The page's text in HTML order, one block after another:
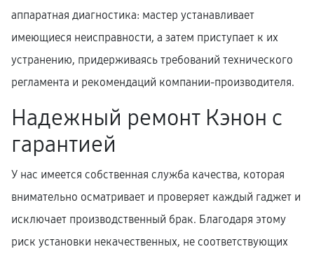
аппаратная диагностика: мастер устанавливает
имеющиеся неисправности, а затем приступает к их
устранению, придерживаясь требований технического
регламента и рекомендаций компании-производителя.
Надежный ремонт Кэнон с
гарантией
У нас имеется собственная служба качества, которая
внимательно осматривает и проверяет каждый гаджет и
исключает производственный брак. Благодаря этому
риск установки некачественных, не соответствующих